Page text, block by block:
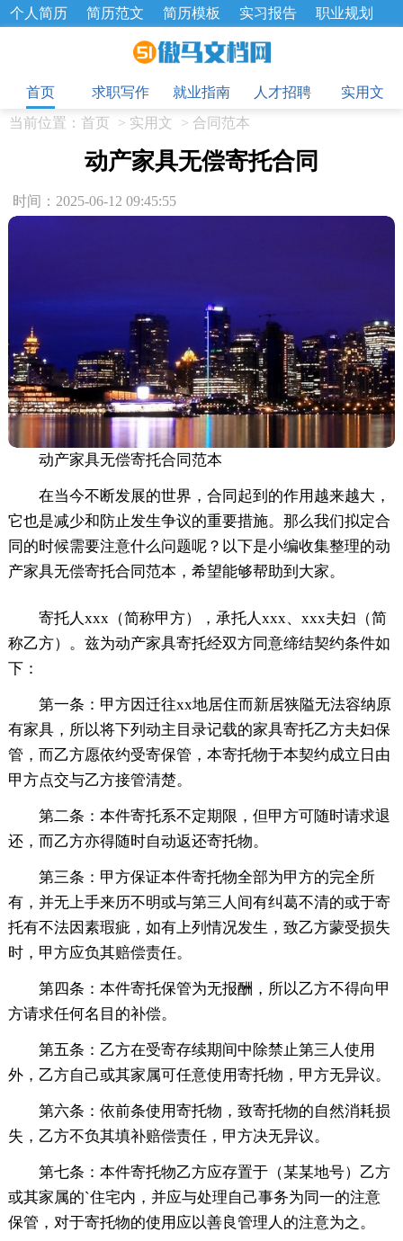
个人简历 简历范文 简历模板 实习报告
职业规划
招聘选拔 绩效考核 企业文化
工作总结
辞职报告
首页
求职写作 就业指南 人才招聘
实用文
当前位置： 首页 > 实用文 > 合同范本
动产家具无偿寄托合同
时间：2025-06-12 09:45:55
动产家具无偿寄托合同范本
在当今不断发展的世界，合同起到的作用越来越大，
它也是减少和防止发生争议的重要措施。那么我们拟定合
同的时候需要注意什么问题呢？以下是小编收集整理的动
产家具无偿寄托合同范本，希望能够帮助到大家。
寄托人xxx（简称甲方），承托人xxx、xxx夫妇（简
称乙方）。兹为动产家具寄托经双方同意缔结契约条件如
下：
第一条：甲方因迁往xx地居住而新居狭隘无法容纳原
有家具，所以将下列动主目录记载的家具寄托乙方夫妇保
管，而乙方愿依约受寄保管，本寄托物于本契约成立日由
甲方点交与乙方接管清楚。
第二条：本件寄托系不定期限，但甲方可随时请求退
还，而乙方亦得随时自动返还寄托物。
第三条：甲方保证本件寄托物全部为甲方的完全所
有，并无上手来历不明或与第三人间有纠葛不清的或于寄
托有不法因素瑕疵，如有上列情况发生，致乙方蒙受损失
时，甲方应负其赔偿责任。
第四条：本件寄托保管为无报酬，所以乙方不得向甲
方请求任何名目的补偿。
第五条：乙方在受寄存续期间中除禁止第三人使用
外，乙方自己或其家属可任意使用寄托物，甲方无异议。
第六条：依前条使用寄托物，致寄托物的自然消耗损
失，乙方不负其填补赔偿责任，甲方决无异议。
第七条：本件寄托物乙方应存置于（某某地号）乙方
或其家属的`住宅内，并应与处理自己事务为同一的注意
保管，对于寄托物的使用应以善良管理人的注意为之。